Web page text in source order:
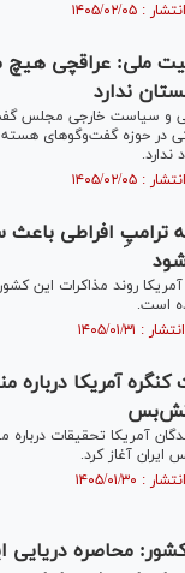
ملی: عراقچی هیچ
ندارد
و سیاست خارجی مجلس
در حوزه گفت‌وگوهای
ترامپِ افراطی باعث
روند مذاکرات این کشور
است.
آمریکا
آمریکا تحقیقات درباره
ایران آغاز کرد.
محاصره دریایی